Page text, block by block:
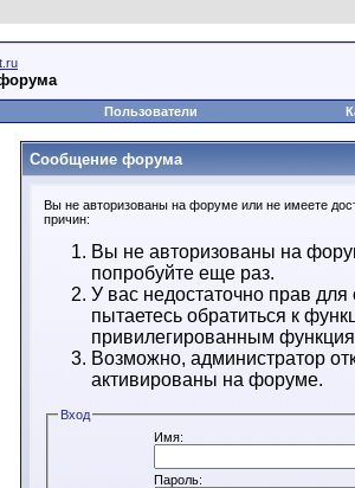
Пользователи
Сообщение форума
Вы не авторизованы на форуме или не имеете
причин:
Вы не авторизованы на
попробуйте еще раз.
У вас недостаточно прав
пытаетесь обратиться к
привилегированным
Возможно, администратор
активированы на форуме.
Вход
Имя:
Пароль: